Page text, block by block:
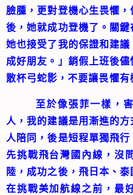
臉腫，更對登機心生畏懼
後，她就成功登機了。關鍵
她也接受了我的保證和建
成好朋友。」銷假上班後
散杯弓蛇影，不要讓畏懼有
至於像張菲一樣，害
人，我的建議是用漸進的
人陪同，後是短程單獨飛
先挑戰飛台灣國內線，沒
陸，成功之後，飛日本、
在挑戰美加航線之前，最